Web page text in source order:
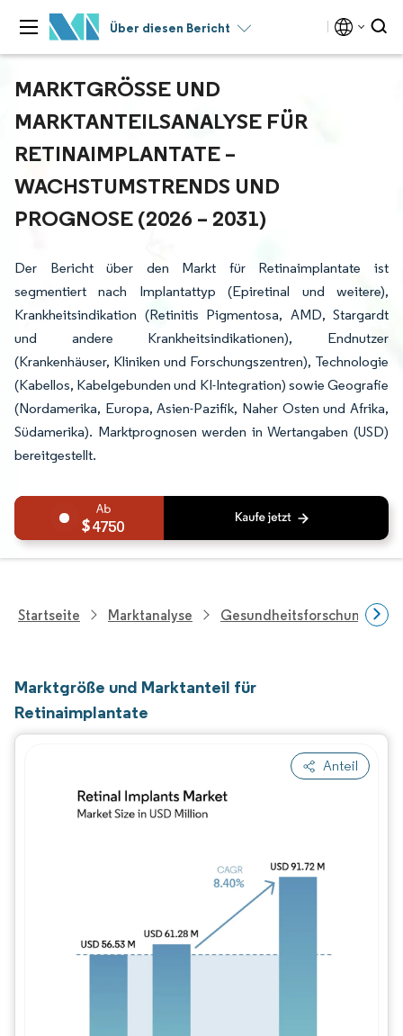
Über diesen Bericht
MARKTGRÖSSE UND M
ARKTANTEILSANALYSE FÜR R
ETINAIMPLANTATE – W
ACHSTUMSTRENDS UND P
ROGNOSE (2026 – 2031)
Der Bericht über den Markt für Retinaimplantate ist
segmentiert nach Implantattyp (Epiretinal und weitere),
Krankheitsindikation (Retinitis Pigmentosa, AMD, Stargardt
und andere Krankheitsindikationen), Endnutzer
(Krankenhäuser, Kliniken und Forschungszentren), Technologie
(Kabellos, Kabelgebunden und KI-Integration) sowie Geografie
(Nordamerika, Europa, Asien-Pazifik, Naher Osten und Afrika,
Südamerika). Marktprognosen werden in Wertangaben (USD)
bereitgestellt.
4750
Startseite Marktanalyse Gesundheitsforschung
Marktgröße und Marktanteil für
Retinaimplantate
Anteil